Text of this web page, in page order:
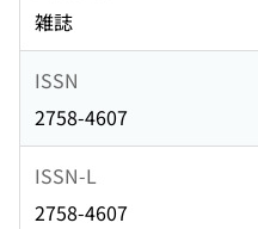
雑誌
ISSN
2758-4607
ISSN-L
2758-4607